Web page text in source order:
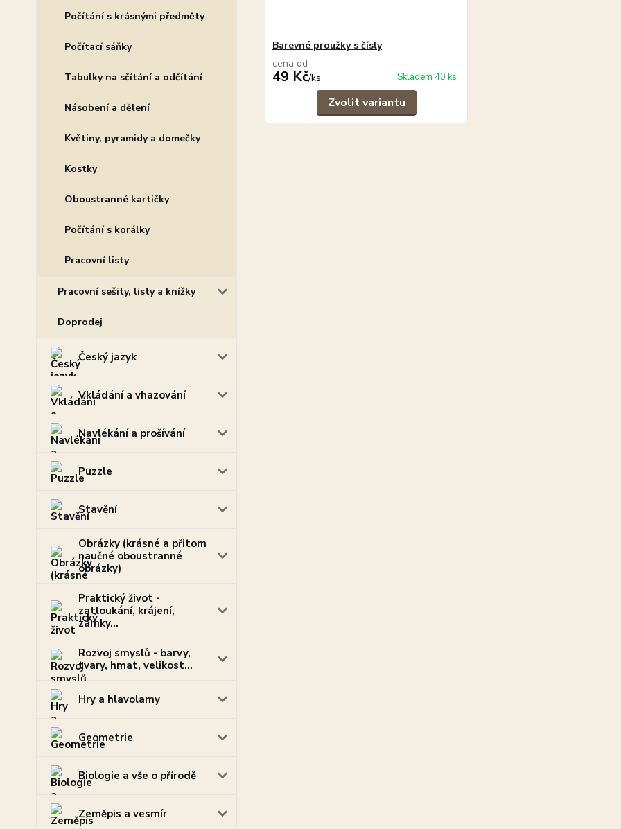
Počítání s krásnými předměty
Počítací sáňky
Tabulky na sčítání a odčítání
Násobení a dělení
Květiny, pyramidy a domečky
Kostky
Oboustranné kartičky
Počítání s korálky
Pracovní listy
Pracovní sešity, listy a knížky
Doprodej
Český jazyk
Vkládání a vhazování
Navlékání a prošívání
Puzzle
Stavění
Obrázky (krásné a přitom
naučné oboustranné
obrázky)
Praktický život -
zatloukání, krájení,
zámky...
Rozvoj smyslů - barvy,
tvary, hmat, velikost...
Hry a hlavolamy
Geometrie
Biologie a vše o přírodě
Zeměpis a vesmír
Barevné proužky s čísly
cena od
49 Kč/ks Skladem 40 ks
Zvolit variantu